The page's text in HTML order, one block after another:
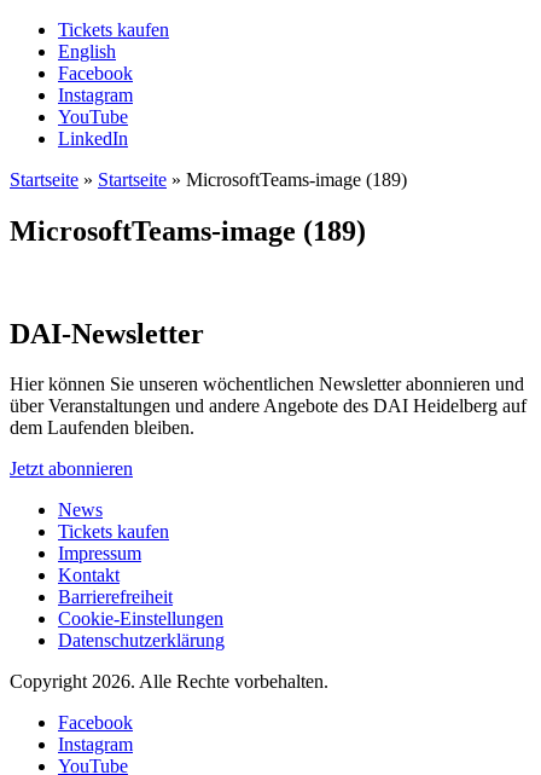
Tickets kaufen
English
Facebook
Instagram
YouTube
LinkedIn
Startseite » Startseite » MicrosoftTeams-image (189)
MicrosoftTeams-image (189)
DAI-Newsletter
Hier können Sie unseren wöchentlichen Newsletter abonnieren und
über Veranstaltungen und andere Angebote des DAI Heidelberg auf
dem Laufenden bleiben.
Jetzt abonnieren
News
Tickets kaufen
Impressum
Kontakt
Barrierefreiheit
Cookie-Einstellungen
Datenschutzerklärung
Copyright 2026. Alle Rechte vorbehalten.
Facebook
Instagram
YouTube